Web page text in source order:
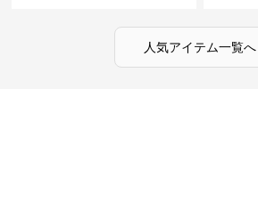
人気アイテム一覧へ